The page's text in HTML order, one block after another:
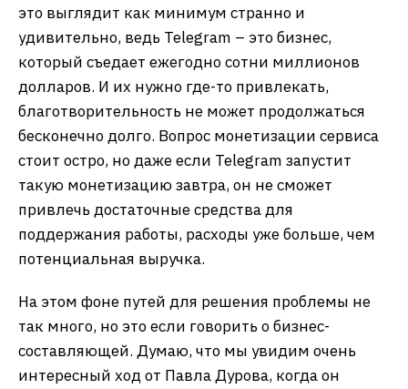
это выглядит как минимум странно и
удивительно, ведь Telegram – это бизнес,
который съедает ежегодно сотни миллионов
долларов. И их нужно где-то привлекать,
благотворительность не может продолжаться
бесконечно долго. Вопрос монетизации сервиса
стоит остро, но даже если Telegram запустит
такую монетизацию завтра, он не сможет
привлечь достаточные средства для
поддержания работы, расходы уже больше, чем
потенциальная выручка.
На этом фоне путей для решения проблемы не
так много, но это если говорить о бизнес-
составляющей. Думаю, что мы увидим очень
интересный ход от Павла Дурова, когда он